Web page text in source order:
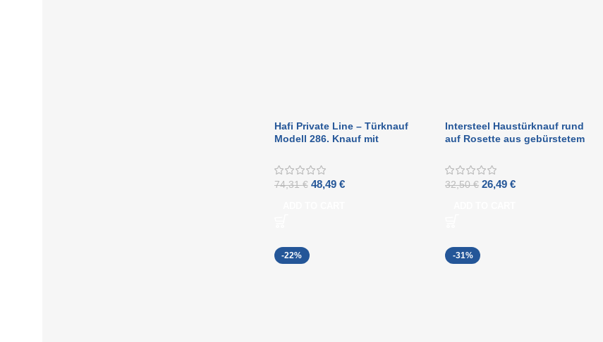
Hafi Private Line – Türknauf
Modell 286. Knauf mit
befestigt auf einer runden
Rosette
74,31€ 48,49 €
Intersteel Haustürknauf rund
auf Rosette aus gebürstetem
32,50€ 26,49€
-22% -31%